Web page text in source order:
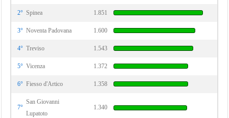
2° Spinea 1.851
3° Noventa Padovana 1.600
4° Treviso 1.543
5° Vicenza 1.372
6° Fiesso d'Artico 1.358
7°
San Giovanni
Lupatoto
1.340